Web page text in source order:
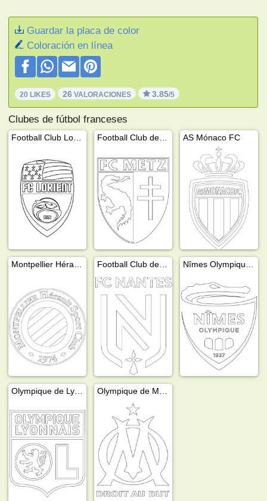
Guardar la placa de color
Coloración en línea
20 LIKES 26 VALORACIONES 3.85/5
Clubes de fútbol franceses
AS Mónaco FC